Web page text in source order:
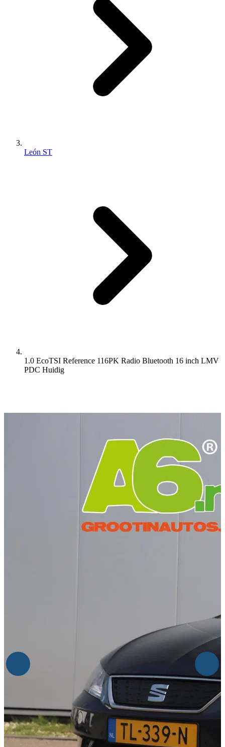
León ST
1.0 EcoTSI Reference 116PK Radio Bluetooth 16 inch LMV
PDC Huidig